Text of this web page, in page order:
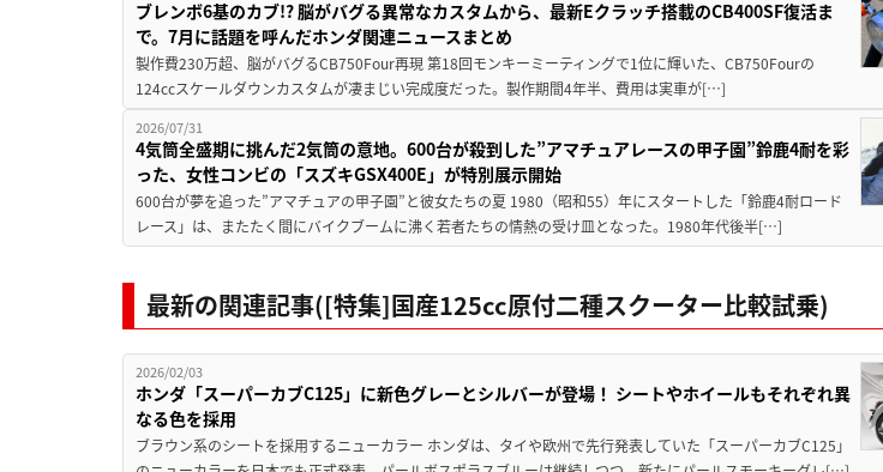
ブレンボ6基のカブ!? 脳がバグる異常なカスタムから、最新Eクラッチ搭載のCB400SF復活ま
で。7月に話題を呼んだホンダ関連ニュースまとめ
製作費230万超、脳がバグるCB750Four再現 第18回モンキーミーティングで1位に輝いた、CB750Fourの
124ccスケールダウンカスタムが凄まじい完成度だった。製作期間4年半、費用は実車が[…]
2026/07/31
4気筒全盛期に挑んだ2気筒の意地。600台が殺到した”アマチュアレースの甲子園”鈴鹿4耐を彩
った、女性コンビの「スズキGSX400E」が特別展示開始
600台が夢を追った”アマチュアの甲子園”と彼女たちの夏 1980（昭和55）年にスタートした「鈴鹿4耐ロード
レース」は、またたく間にバイクブームに沸く若者たちの情熱の受け皿となった。1980年代後半[…]
最新の関連記事([特集]国産125cc原付二種スクーター比較試乗)
2026/02/03
ホンダ「スーパーカブC125」に新色グレーとシルバーが登場！ シートやホイールもそれぞれ異
なる色を採用
ブラウン系のシートを採用するニューカラー ホンダは、タイや欧州で先行発表していた「スーパーカブC125」